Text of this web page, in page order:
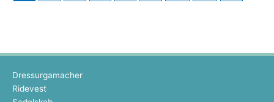
Dressurgamacher
Ridevest